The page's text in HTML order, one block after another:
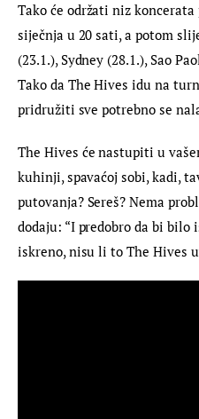
Tako će održati niz koncerata
siječnja u 20 sati, a potom
(23.1.), Sydney (28.1.), Sao
Tako da The Hives idu na
pridružiti sve potrebno se
The Hives će nastupiti u
kuhinji, spavaćoj sobi, kadi,
putovanja? Sereš? Nema
dodaju: “I predobro da bi
iskreno, nisu li to The Hives